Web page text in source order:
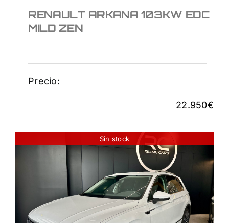
RENAULT ARKANA 103KW EDC
MILD ZEN
Precio:
22.950€
Sin stock
VOLKSWAGEN TIGUAN
TSI 180CV 4 MOTION R-
LINE